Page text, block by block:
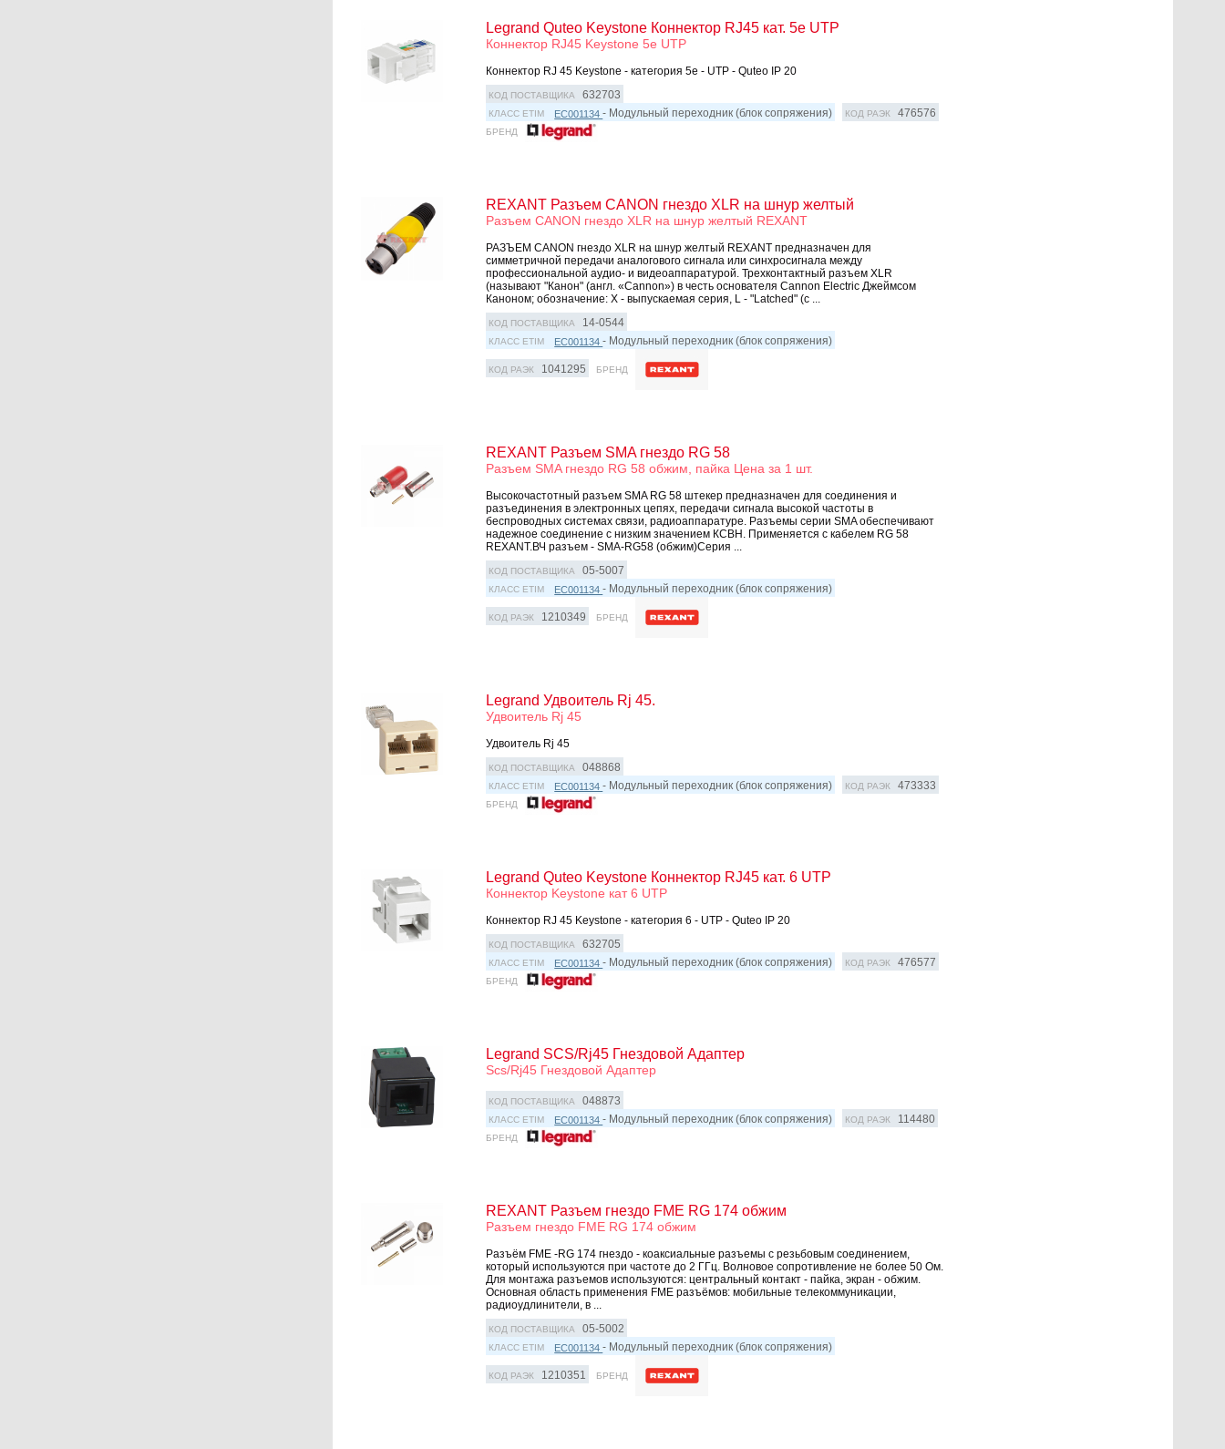
Legrand Quteo Keystone Коннектор RJ45 кат. 5e UTP
Коннектор RJ45 Keystone 5е UTP
Коннектор RJ 45 Keystone - категория 5e - UTP - Quteo IP 20
КОД ПОСТАВЩИКА 632703
КЛАСС ETIM EC001134- Модульный переходник (блок сопряжения) КОД РАЭК 476576
БРЕНД
REXANT Разъем CANON гнездо XLR на шнур желтый
Разъем CANON гнездо XLR на шнур желтый REXANT
РАЗЪЕМ CANON гнездо XLR на шнур желтый REXANT предназначен для
симметричной передачи аналогового сигнала или синхросигнала между
профессиональной аудио- и видеоаппаратурой. Трехконтактный разъем XLR
(называют "Канон" (англ. «Cannon») в честь основателя Cannon Electric Джеймсом
Каноном; обозначение: X - выпускаемая серия, L - "Latched" (с ...
КОД ПОСТАВЩИКА 14-0544
КЛАСС ETIM EC001134- Модульный переходник (блок сопряжения)
КОД РАЭК 1041295 БРЕНД
REXANT Разъем SMA гнездо RG 58
Разъем SMA гнездо RG 58 обжим, пайка Цена за 1 шт.
Высокочастотный разъем SMA RG 58 штекер предназначен для соединения и
разъединения в электронных цепях, передачи сигнала высокой частоты в
беспроводных системах связи, радиоаппаратуре. Разъемы серии SMA обеспечивают
надежное соединение с низким значением КСВН. Применяется с кабелем RG 58
REXANT.ВЧ разъем - SMA-RG58 (обжим)Серия ...
КОД ПОСТАВЩИКА 05-5007
КЛАСС ETIM EC001134- Модульный переходник (блок сопряжения)
КОД РАЭК 1210349 БРЕНД
Legrand Удвоитель Rj 45.
Удвоитель Rj 45
Удвоитель Rj 45
КОД ПОСТАВЩИКА 048868
КЛАСС ETIM EC001134- Модульный переходник (блок сопряжения) КОД РАЭК 473333
БРЕНД
Legrand Quteo Keystone Коннектор RJ45 кат. 6 UTP
Коннектор Keystone кат 6 UTP
Коннектор RJ 45 Keystone - категория 6 - UTP - Quteo IP 20
КОД ПОСТАВЩИКА 632705
КЛАСС ETIM EC001134- Модульный переходник (блок сопряжения) КОД РАЭК 476577
БРЕНД
Legrand SCS/Rj45 Гнездовой Адаптер
Scs/Rj45 Гнездовой Адаптер
КОД ПОСТАВЩИКА 048873
КЛАСС ETIM EC001134- Модульный переходник (блок сопряжения) КОД РАЭК 114480
БРЕНД
REXANT Разъем гнездо FME RG 174 обжим
Разъем гнездо FME RG 174 обжим
Разъём FME -RG 174 гнездо - коаксиальные разъемы с резьбовым соединением,
который используются при частоте до 2 ГГц. Волновое сопротивление не более 50 Ом.
Для монтажа разъемов используются: центральный контакт - пайка, экран - обжим.
Основная область применения FME разъёмов: мобильные телекоммуникации,
радиоудлинители, в ...
КОД ПОСТАВЩИКА 05-5002
КЛАСС ETIM EC001134- Модульный переходник (блок сопряжения)
КОД РАЭК 1210351 БРЕНД